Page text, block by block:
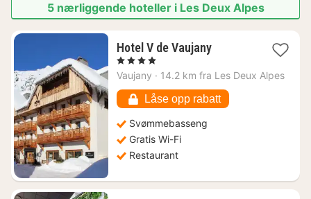
5 nærliggende hoteller i Les Deux Alpes
Hotel V de Vaujany1
fra
kr.
, 4 Stjerner
Vaujany · 14.2 km fra Les Deux Alpes
Låse opp rabatt
Svømmebasseng
Gratis Wi-Fi
Restaurant